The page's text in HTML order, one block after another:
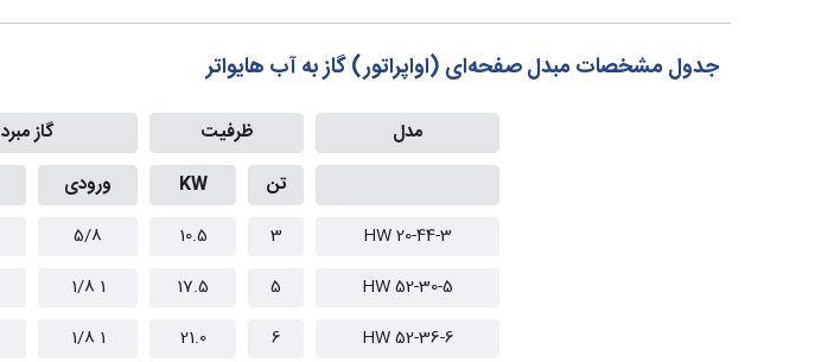
جدول مشخصات مبدل صفحه‌ای (اواپراتور) گاز به آب هایواتر
مدل ظرفیت گاز مبرد
تن
KW ورودی
HW 20-44-3
3
10.5
5/8
HW 52-30-5
5
17.5
1 1/8
HW 52-36-6
6
21.0
1 1/8